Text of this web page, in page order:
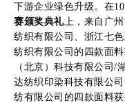
下游企业绿色升级。在
赛颁奖典礼上，来自广
纺织有限公司、浙江七
纺织有限公司的四款面
（北京）科技有限公司/
达纺织印染科技有限公
纺有限公司的四款面料